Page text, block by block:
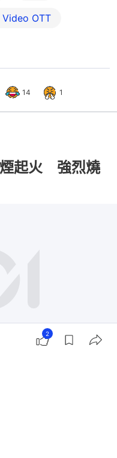
‌Video‌ ‌OTT
14 1
煙起火 強烈燒
2